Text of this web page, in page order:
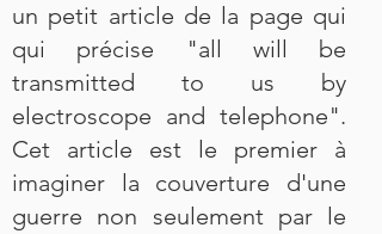
un petit article de la page qui
qui précise "all will be
transmitted to us by
electroscope and telephone".
Cet article est le premier à
imaginer la couverture d'une
guerre non seulement par le